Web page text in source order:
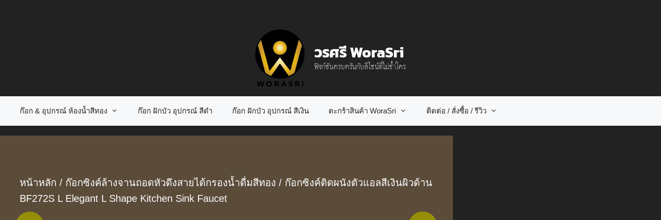
วรศรี WoraSri
ฟังก์ชันครบครันกับดีไซน์ที่ไม่ซ้ำใคร
ก๊อก & อุปกรณ์ ห้องน้ำสีทอง ก๊อก ฝักบัว อุปกรณ์ สีดำ ก๊อก ฝักบัว อุปกรณ์ สีเงิน ตะกร้าสินค้า WoraSri ติดต่อ / สั่งซื้อ / รีวิว
หน้าหลัก / ก๊อกซิงค์ล้างจานถอดหัวดึงสายได้กรองน้ำดื่มสีทอง / ก๊อกซิงค์ติดผนังตัวแอลสีเงินผิวด้าน
BF272S L Elegant L Shape Kitchen Sink Faucet